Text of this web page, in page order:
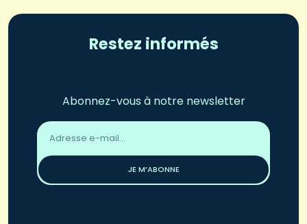
Restez informés
Abonnez-vous à notre newsletter
Adresse
email
JE M’ABONNE